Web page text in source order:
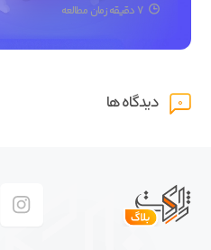
7 دقیقه زمان مطالعه
0 دیدگاه ها